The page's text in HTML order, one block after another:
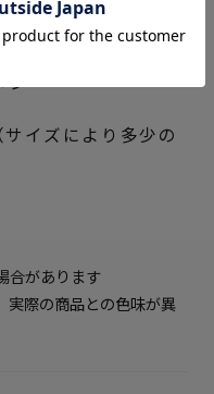
ニム素材
ン
イズにより多少の
合があります
実際の商品との色味が異